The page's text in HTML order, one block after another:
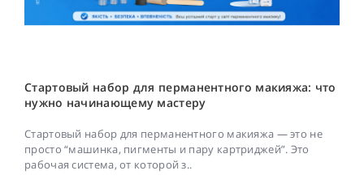
Стартовый набор для перманентного макияжа: что
нужно начинающему мастеру
Стартовый набор для перманентного макияжа — это не
просто “машинка, пигменты и пару картриджей”. Это
рабочая система, от которой з..